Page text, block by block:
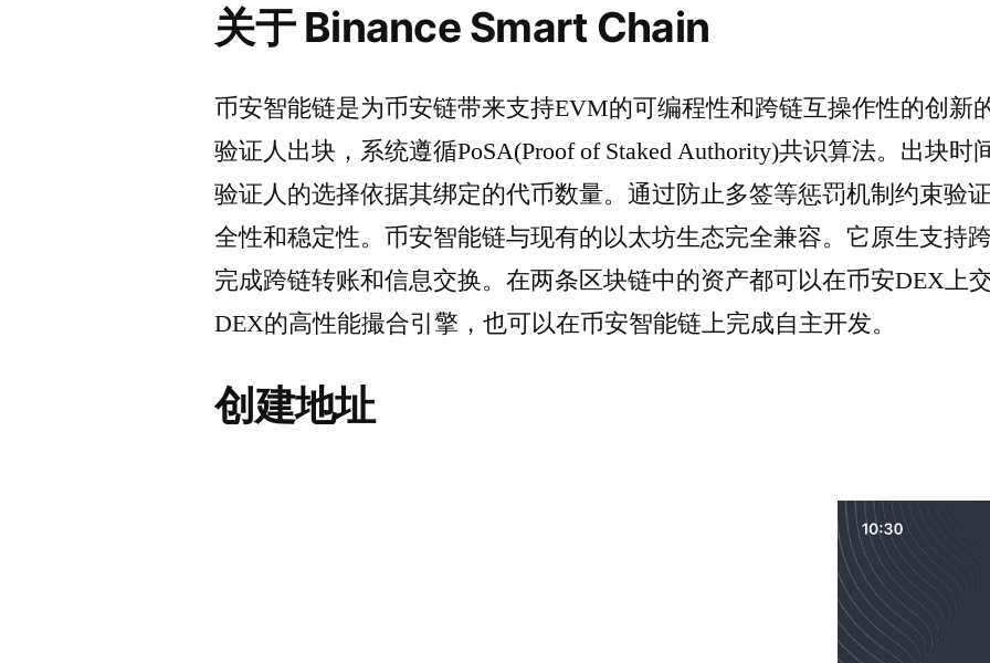
关于 Binance Smart Chain
币安智能链是为币安链带来支持EVM的可编程性和跨链互操作性的创新
验证人出块，系统遵循PoSA(Proof of Staked Authority)共识算法。出块
验证人的选择依据其绑定的代币数量。通过防止多签等惩罚机制约束验
全性和稳定性。币安智能链与现有的以太坊生态完全兼容。它原生支持
完成跨链转账和信息交换。在两条区块链中的资产都可以在币安DEX上
DEX的高性能撮合引擎，也可以在币安智能链上完成自主开发。
创建地址